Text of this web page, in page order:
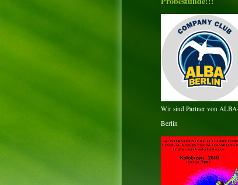
Wir sind Partner von
Berlin